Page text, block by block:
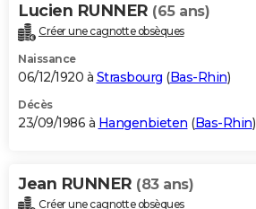
Lucien RUNNER (65 ans)
Créer une cagnotte obsèques
Naissance
06/12/1920 à Strasbourg (Bas-Rhin)
Décès
23/09/1986 à Hangenbieten (Bas-Rhin)
Jean RUNNER (83 ans)
Créer une cagnotte obsèques